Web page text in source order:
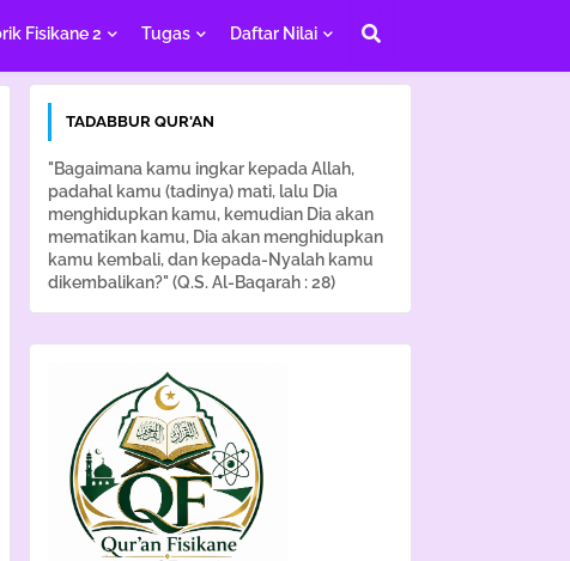
Fisikane 2 Tugas Daftar Nilai
TADABBUR QUR'AN
"Bagaimana kamu ingkar kepada Allah,
padahal kamu (tadinya) mati, lalu Dia
menghidupkan kamu, kemudian Dia akan
mematikan kamu, Dia akan menghidupkan
kamu kembali, dan kepada-Nyalah kamu
dikembalikan?" (Q.S. Al-Baqarah : 28)